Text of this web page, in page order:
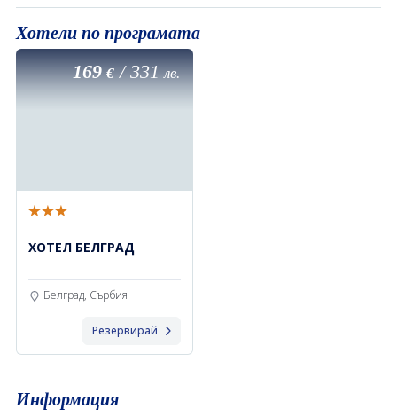
Хотели по програмата
169 €/331 лв.
ХОТЕЛ БЕЛГРАД
Белград, Сърбия
Резервирай
Информация